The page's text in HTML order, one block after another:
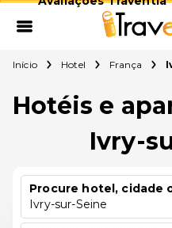
Início Hotel França
Hotéis e
Ivry-
Procure hotel, cidade
Ivry-sur-Seine